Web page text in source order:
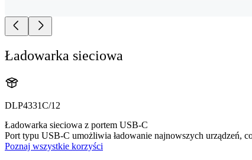
Ładowarka sieciowa
DLP4331C/12
Ładowarka sieciowa z portem USB-C
Port typu USB-C umożliwia ładowanie najnowszych urządzeń,
Poznaj wszystkie korzyści